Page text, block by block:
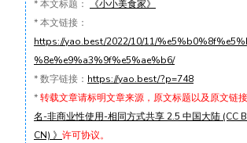
*本文标题：
《小小美食家》
*本文链接：
https://yao.best/2022/10/11/
%8e%e9%a3%9f%e5%ae%b6/
*数字链接： https://yao.best/?p=748
*转载文章请标明文章来源，原文标题以及原文链
名-非商业性使用-相同方式共享 2.5 中国大陆 (CC
CN) 》 许可协议。